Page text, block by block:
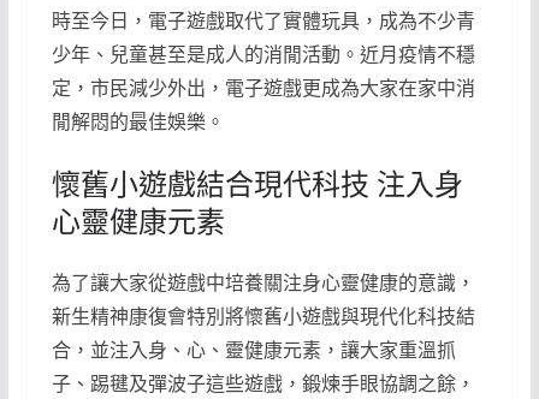
時至今日，電子遊戲取代了實體玩具，成為不少青
少年、兒童甚至是成人的消閒活動。近月疫情不穩
定，市民減少外出，電子遊戲更成為大家在家中消
閒解悶的最佳娛樂。
懷舊小遊戲結合現代科技 注入身
心靈健康元素
為了讓大家從遊戲中培養關注身心靈健康的意識，
新生精神康復會特別將懷舊小遊戲與現代化科技結
合，並注入身、心、靈健康元素，讓大家重溫抓
子、踢毽及彈波子這些遊戲，鍛煉手眼協調之餘，